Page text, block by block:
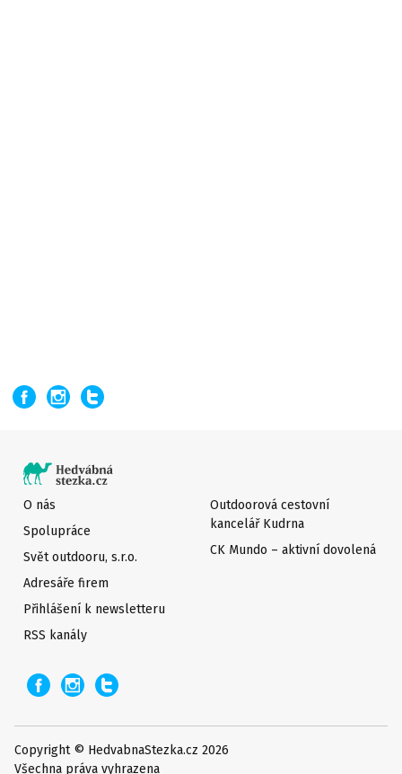
O nás
Spolupráce
Svět outdooru, s.r.o.
Adresáře firem
Přihlášení k newsletteru
Outdoorová cestovní
kancelář Kudrna
CK Mundo – aktivní dovolená
RSS kanály
Copyright © HedvabnaStezka.cz 2026
Všechna práva vyhrazena